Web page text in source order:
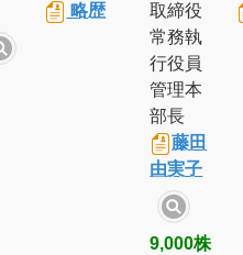
略歴
取締役
常務執
行役員
管理本
部長
藤田
由実子
9,000株